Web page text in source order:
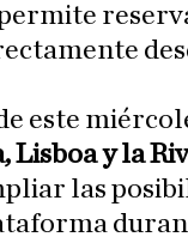
este
Lisboa y la
las